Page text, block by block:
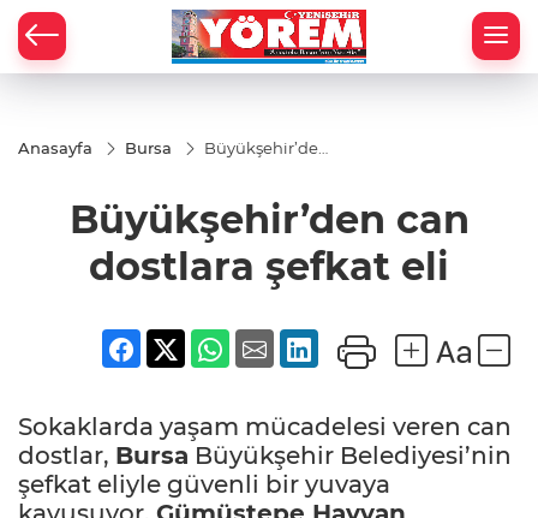
Anasayfa Bursa
Büyükşehir’den
Büyükşehir’den can
dostlara şefkat eli
Sokaklarda yaşam mücadelesi veren can
dostlar, Bursa Büyükşehir Belediyesi’nin
şefkat eliyle güvenli bir yuvaya